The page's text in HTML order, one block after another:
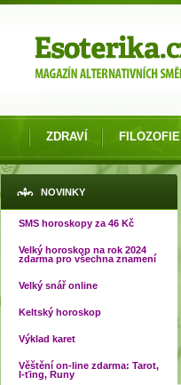
ZDRAVÍ FILOZOFIE
NOVINKY
SMS horoskopy za 46 Kč
Velký horoskop na rok 2024
zdarma pro všechna znamení
Velký snář online
Keltský horoskop
Výklad karet
Věštění on-line zdarma: Tarot,
I-ťing, Runy